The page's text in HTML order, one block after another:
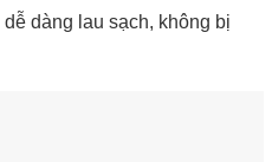
dàng lau sạch, không bị